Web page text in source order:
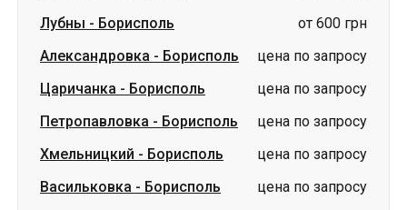
Лубны - Борисполь
от 600 грн
Александровка - Борисполь
цена по запросу
Царичанка - Борисполь
цена по запросу
Петропавловка - Борисполь
цена по запросу
Хмельницкий - Борисполь
цена по запросу
Васильковка - Борисполь
цена по запросу